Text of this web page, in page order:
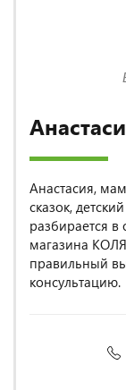
Анастасия,
сказок,
разбирается в
магазина
правильный
консультацию.